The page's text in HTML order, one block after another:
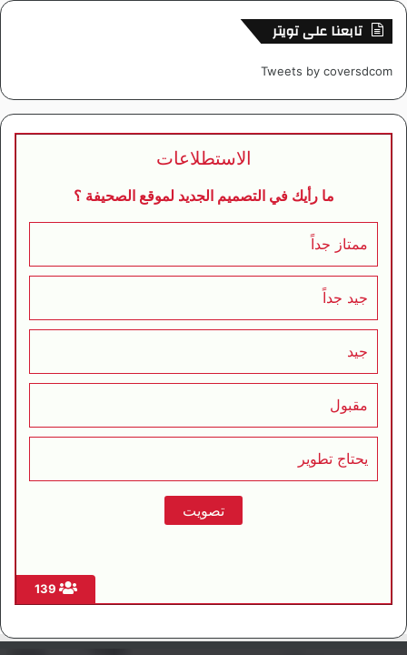
تابعنا على تويتر
Tweets by coversdcom
الاستطلاعات
ما رأيك في التصميم الجديد لموقع الصحيفة ؟
ممتاز جداً
جيد جداً
جيد
مقبول
يحتاج تطوير